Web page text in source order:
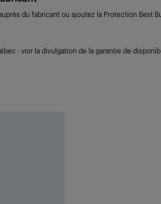
du fabricant ou ajoutez la Protection Best
: voir la divulgation de la garantie de